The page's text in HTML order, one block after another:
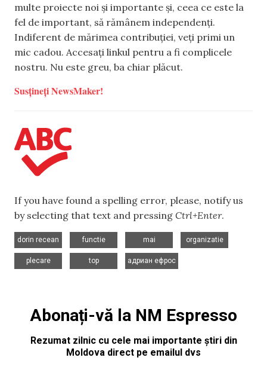
multe proiecte noi și importante și, ceea ce este la
fel de important, să rămânem independenți.
Indiferent de mărimea contribuției, veți primi un
mic cadou. Accesați linkul pentru a fi complicele
nostru. Nu este greu, ba chiar plăcut.
Susțineți NewsMaker!
If you have found a spelling error, please, notify us
by selecting that text and pressing Ctrl+Enter.
dorin recean
functie
mai
organizatie
plecare
top
адриан ефрос
Abonați-vă la NM Espresso
Rezumat zilnic cu cele mai importante știri din
Moldova direct pe emailul dvs